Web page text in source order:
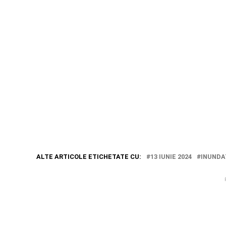
ALTE ARTICOLE ETICHETATE CU: 13 IUNIE 2024